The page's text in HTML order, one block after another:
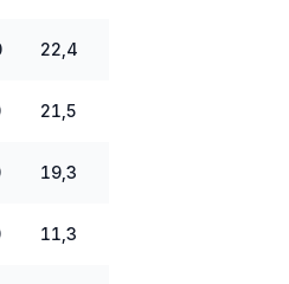
22,4
21,5
19,3
11,3